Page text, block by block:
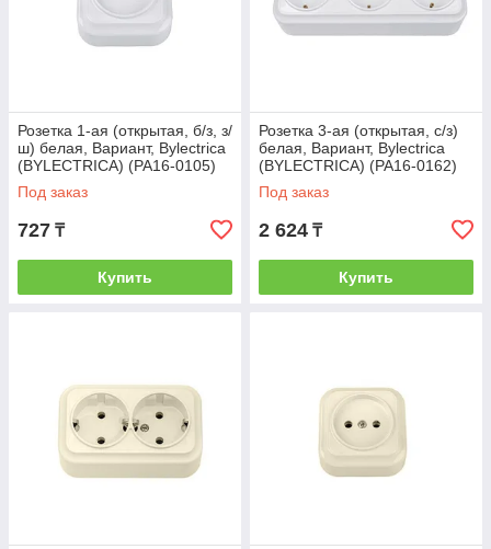
Розетка 1-ая (открытая, б/з, з/
ш) белая, Вариант, Bylectrica
(BYLECTRICA) (РА16-0105)
Под заказ
727 ₸
Купить
Розетка 3-ая (открытая, с/з)
белая, Вариант, Bylectrica
(BYLECTRICA) (РА16-0162)
Под заказ
2 624 ₸
Купить